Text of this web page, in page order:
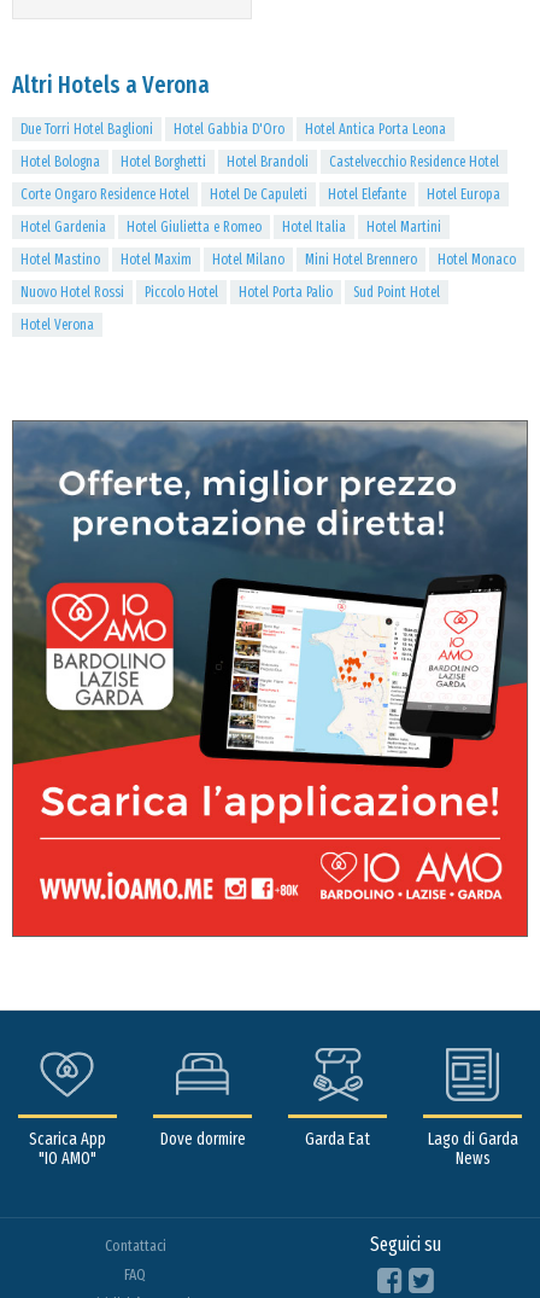
Altri Hotels a Verona
Due Torri Hotel Baglioni Hotel Gabbia D'Oro
Hotel Antica Porta Leona
Hotel Bologna
Hotel Borghetti Hotel Brandoli
Castelvecchio Residence Hotel
Corte Ongaro Residence Hotel
Hotel De Capuleti Hotel Elefante
Hotel Europa
Hotel Gardenia
Hotel Giulietta e Romeo Hotel Italia
Hotel Martini
Hotel Mastino
Hotel Maxim Hotel Milano Mini Hotel Brennero
Hotel Monaco
Nuovo Hotel Rossi
Piccolo Hotel Hotel Porta Palio
Sud Point Hotel
Hotel Verona
Scarica App
"IO AMO"
Dove dormire Garda Eat
Lago di Garda
News
Contattaci
FAQ
Seguici su